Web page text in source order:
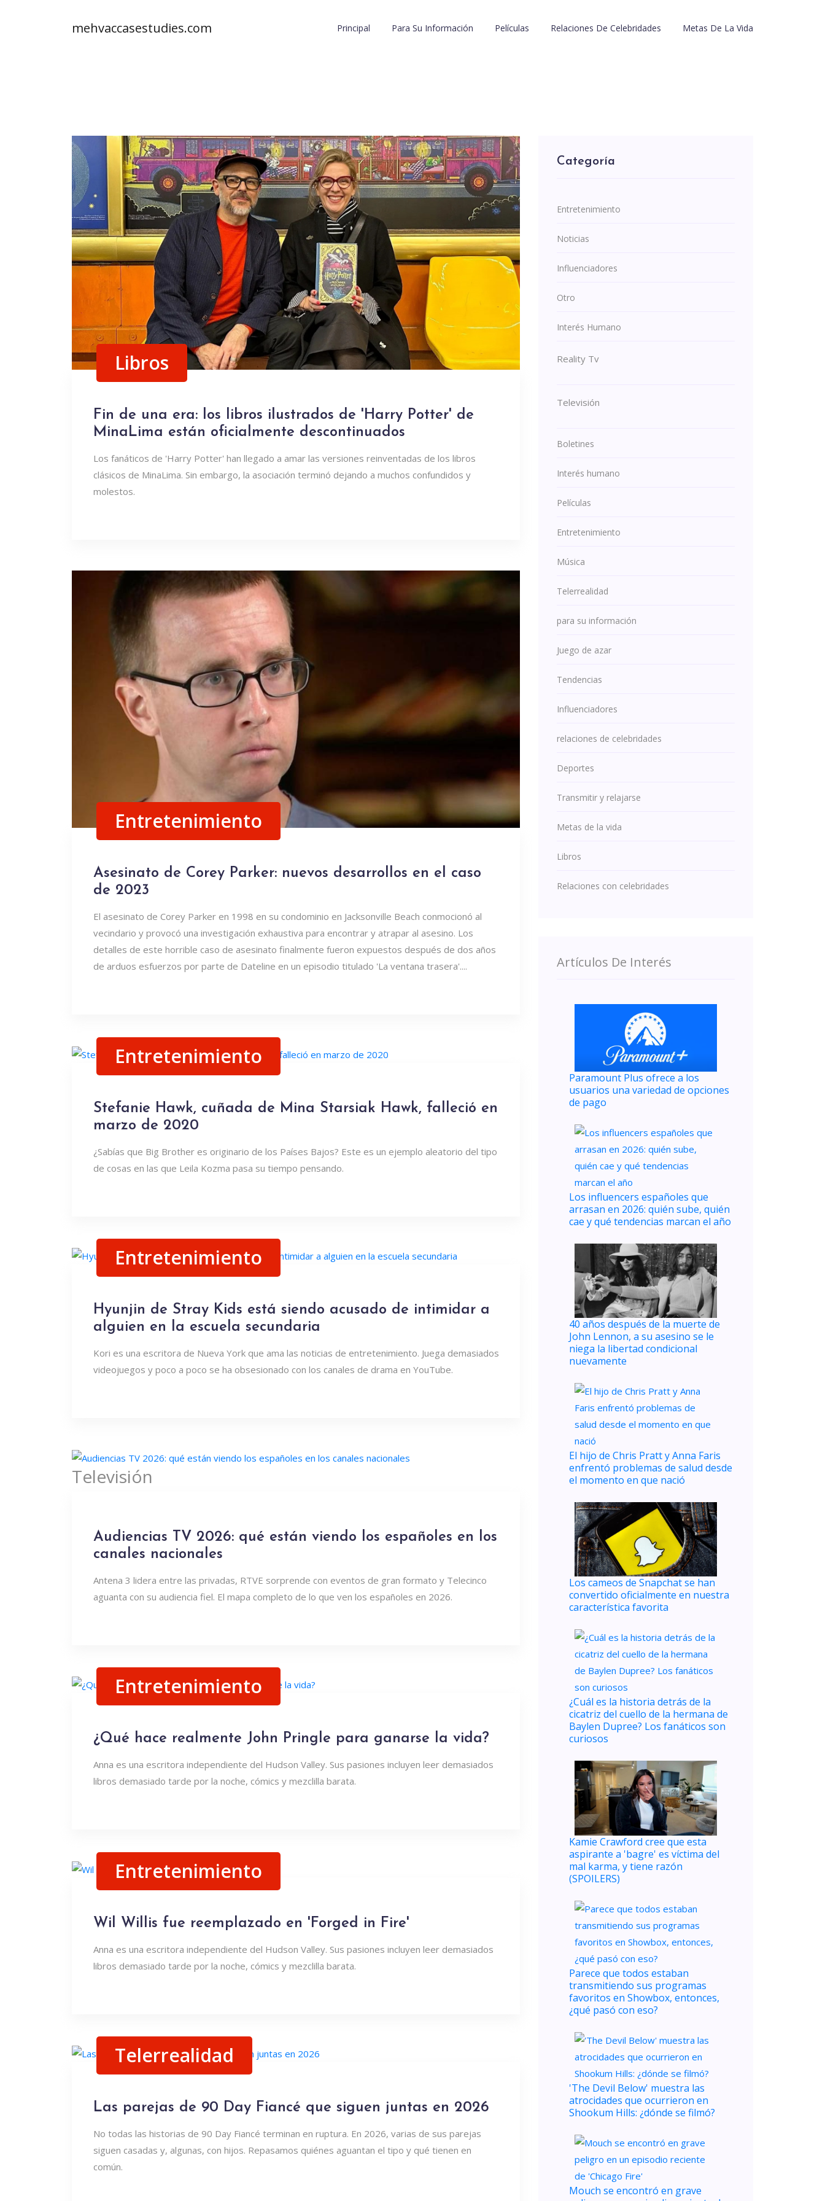
mehvaccasestudies.com Principal Para Su Información Películas Relaciones De Celebridades Metas De La Vida
Libros
Fin de una era: los libros ilustrados de 'Harry Potter' de
MinaLima están oficialmente descontinuados
Los fanáticos de 'Harry Potter' han llegado a amar las versiones reinventadas de los libros
clásicos de MinaLima. Sin embargo, la asociación terminó dejando a muchos confundidos y
molestos.
Entretenimiento
Asesinato de Corey Parker: nuevos desarrollos en el caso
de 2023
El asesinato de Corey Parker en 1998 en su condominio en Jacksonville Beach conmocionó al
vecindario y provocó una investigación exhaustiva para encontrar y atrapar al asesino. Los
detalles de este horrible caso de asesinato finalmente fueron expuestos después de dos años
de arduos esfuerzos por parte de Dateline en un episodio titulado 'La ventana trasera'....
Entretenimiento
Stefanie Hawk, cuñada de Mina Starsiak Hawk, falleció en
marzo de 2020
¿Sabías que Big Brother es originario de los Países Bajos? Este es un ejemplo aleatorio del tipo
de cosas en las que Leila Kozma pasa su tiempo pensando.
Entretenimiento
Hyunjin de Stray Kids está siendo acusado de intimidar a
alguien en la escuela secundaria
Kori es una escritora de Nueva York que ama las noticias de entretenimiento. Juega demasiados
videojuegos y poco a poco se ha obsesionado con los canales de drama en YouTube.
Televisión
Audiencias TV 2026: qué están viendo los españoles en los
canales nacionales
Antena 3 lidera entre las privadas, RTVE sorprende con eventos de gran formato y Telecinco
aguanta con su audiencia fiel. El mapa completo de lo que ven los españoles en 2026.
Entretenimiento
¿Qué hace realmente John Pringle para ganarse la vida?
Anna es una escritora independiente del Hudson Valley. Sus pasiones incluyen leer demasiados
libros demasiado tarde por la noche, cómics y mezclilla barata.
Entretenimiento
Wil Willis fue reemplazado en 'Forged in Fire'
Anna es una escritora independiente del Hudson Valley. Sus pasiones incluyen leer demasiados
libros demasiado tarde por la noche, cómics y mezclilla barata.
Telerrealidad
Las parejas de 90 Day Fiancé que siguen juntas en 2026
No todas las historias de 90 Day Fiancé terminan en ruptura. En 2026, varias de sus parejas
siguen casadas y, algunas, con hijos. Repasamos quiénes aguantan el tipo y qué tienen en
común.
Categoría
Entretenimiento
Noticias
Influenciadores
Otro
Interés Humano
Reality Tv
Televisión
Boletines
Interés humano
Películas
Entretenimiento
Música
Telerrealidad
para su información
Juego de azar
Tendencias
Influenciadores
relaciones de celebridades
Deportes
Transmitir y relajarse
Metas de la vida
Libros
Relaciones con celebridades
Artículos De Interés
Paramount Plus ofrece a los
usuarios una variedad de opciones
de pago
Los influencers españoles que
arrasan en 2026: quién sube, quién
cae y qué tendencias marcan el año
40 años después de la muerte de
John Lennon, a su asesino se le
niega la libertad condicional
nuevamente
El hijo de Chris Pratt y Anna Faris
enfrentó problemas de salud desde
el momento en que nació
Los cameos de Snapchat se han
convertido oficialmente en nuestra
característica favorita
¿Cuál es la historia detrás de la
cicatriz del cuello de la hermana de
Baylen Dupree? Los fanáticos son
curiosos
Kamie Crawford cree que esta
aspirante a 'bagre' es víctima del
mal karma, y ​​tiene razón
(SPOILERS)
Parece que todos estaban
transmitiendo sus programas
favoritos en Showbox, entonces,
¿qué pasó con eso?
'The Devil Below' muestra las
atrocidades que ocurrieron en
Shookum Hills: ¿dónde se filmó?
Mouch se encontró en grave